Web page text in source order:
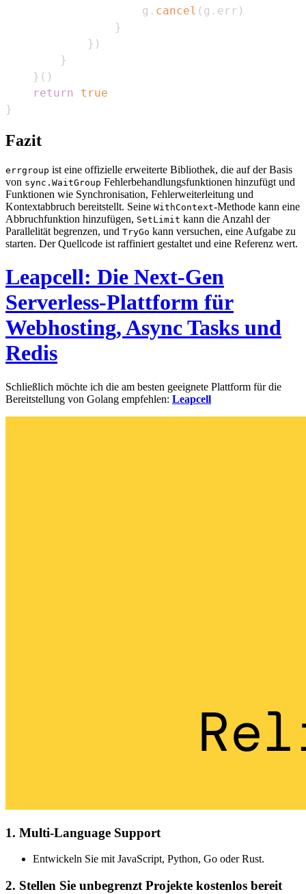
                    g
. cancel ( g . err )
}
} )
}
} ( )
return
true
}
Fazit
errgroup ist eine offizielle erweiterte Bibliothek, die auf der Basis
von sync.WaitGroup Fehlerbehandlungsfunktionen hinzufügt und
Funktionen wie Synchronisation, Fehlerweiterleitung und
Kontextabbruch bereitstellt. Seine WithContext-Methode kann eine
Abbruchfunktion hinzufügen, SetLimit kann die Anzahl der
Parallelität begrenzen, und TryGo kann versuchen, eine Aufgabe zu
starten. Der Quellcode ist raffiniert gestaltet und eine Referenz wert.
Leapcell: Die Next-Gen
Serverless-Plattform für
Webhosting, Async Tasks und
Redis
Schließlich möchte ich die am besten geeignete Plattform für die
Bereitstellung von Golang empfehlen: Leapcell
1. Multi-Language Support
Entwickeln Sie mit JavaScript, Python, Go oder Rust.
2. Stellen Sie unbegrenzt Projekte kostenlos bereit